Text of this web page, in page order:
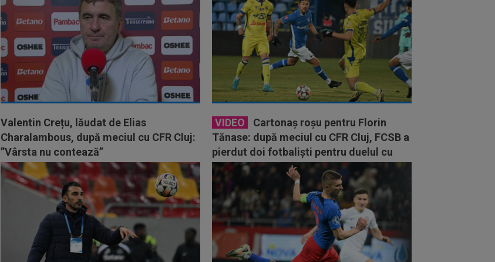
Valentin Crețu, lăudat de Elias
Charalambous, după meciul cu CFR Cluj:
”Vârsta nu contează”
VIDEO
Cartonaș roșu pentru Florin
Tănase: după meciul cu CFR Cluj, FCSB a
pierdut doi fotbaliști pentru duelul cu
Petrolul